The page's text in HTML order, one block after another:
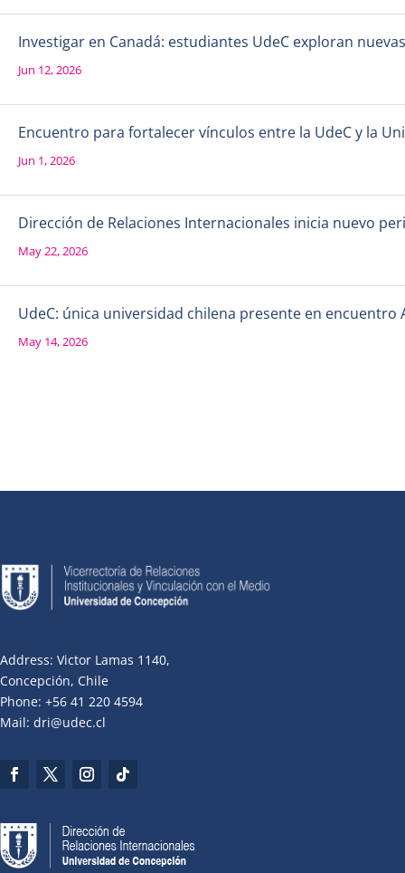
Investigar en Canadá: estudiantes UdeC exploran
Jun 12, 2026
Encuentro para fortalecer vínculos entre la UdeC y la
Jun 1, 2026
Dirección de Relaciones Internacionales inicia nuevo
May 22, 2026
UdeC: única universidad chilena presente en
May 14, 2026
Address: Victor Lamas 1140,
Concepción, Chile
Phone: +56 41 220 4594
Mail: dri@udec.cl